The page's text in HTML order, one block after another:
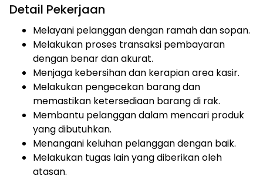
Detail Pekerjaan
Melayani pelanggan dengan ramah dan sopan.
Melakukan proses transaksi pembayaran
dengan benar dan akurat.
Menjaga kebersihan dan kerapian area kasir.
Melakukan pengecekan barang dan
memastikan ketersediaan barang di rak.
Membantu pelanggan dalam mencari produk
yang dibutuhkan.
Menangani keluhan pelanggan dengan baik.
Melakukan tugas lain yang diberikan oleh
atasan.